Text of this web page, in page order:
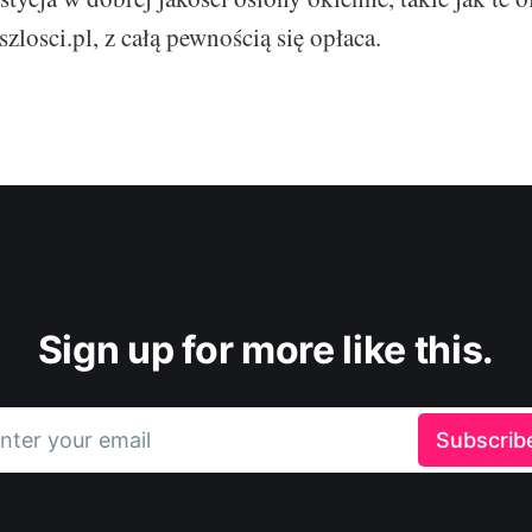
z całą pewnością się opłaca.
Sign up for more like this.
your email